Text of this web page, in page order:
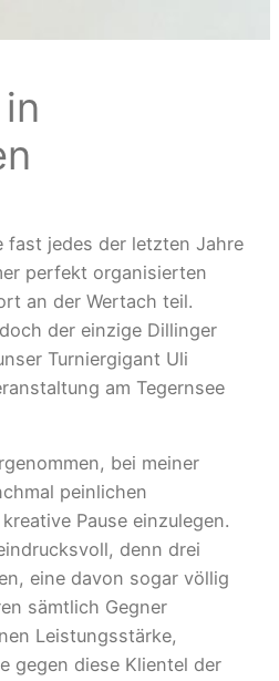
fast jedes der letzten Jahre
perfekt organisierten
an der Wertach teil.
der einzige Dillinger
Turniergigant Uli
am Tegernsee
bei meiner
peinlichen
Pause einzulegen.
denn drei
eine davon sogar völlig
sämtlich Gegner
Leistungsstärke,
gegen diese Klientel der